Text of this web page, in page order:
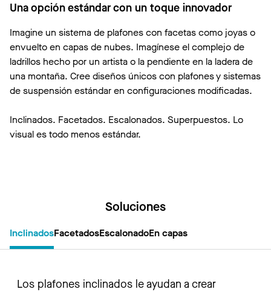
Videos
Recursos
Una opción estándar con un toque innovador
Imagine un sistema de plafones con facetas como joyas o
envuelto en capas de nubes. Imagínese el complejo de
ladrillos hecho por un artista o la pendiente en la ladera de
una montaña. Cree diseños únicos con plafones y sistemas
de suspensión estándar en configuraciones modificadas.
Inclinados. Facetados. Escalonados. Superpuestos. Lo
visual es todo menos estándar.
Soluciones
InclinadosFacetadosEscalonadoEn capas
Los plafones inclinados le ayudan a crear